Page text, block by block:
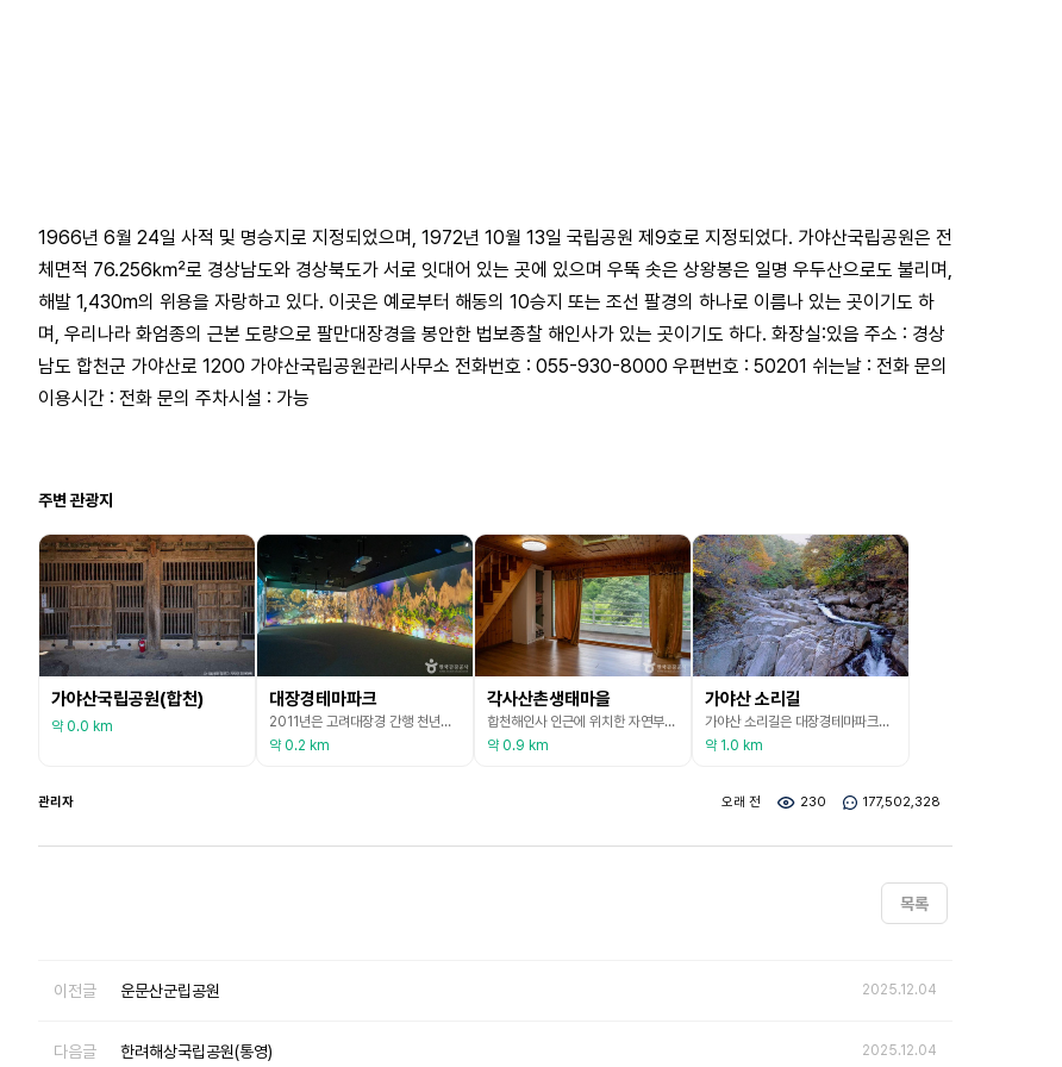
1966년 6월 24일 사적 및 명승지로 지정되었으며, 1972년 10월 13일 국립공원 제9호로 지정되었다. 가야산국립공원은 전
체면적 76.256㎢로 경상남도와 경상북도가 서로 잇대어 있는 곳에 있으며 우뚝 솟은 상왕봉은 일명 우두산으로도 불리며,
해발 1,430m의 위용을 자랑하고 있다. 이곳은 예로부터 해동의 10승지 또는 조선 팔경의 하나로 이름나 있는 곳이기도 하
며, 우리나라 화엄종의 근본 도량으로 팔만대장경을 봉안한 법보종찰 해인사가 있는 곳이기도 하다. 화장실:있음 주소 : 경상
남도 합천군 가야산로 1200 가야산국립공원관리사무소 전화번호 : 055-930-8000 우편번호 : 50201 쉬는날 : 전화 문의
이용시간 : 전화 문의 주차시설 : 가능
주변 관광지
가야산국립공원(합천)
약 0.0 km
대장경테마파크
2011년은 고려대장경 간행 천년을 맞이한 해로, 유네스코 세계문화재에 등록된 고려 고종 23년부터 38년에 이르기까지 16년간에 걸쳐 완성한 고려 ‘재조대장경’의 우수성과 역사성을 알리고, 새롭게 다가올 천년을 준비하고자 「2011 대장경천년세계문화축전」을 개최하면서 합천군 가야면에 대장경테마파크를 조성하였다. 대장경테마파크를 찾는 관람객에게 천년을 이어온 대장경의 역사적, 문명적 의미를 재조명하고, 인류 공동유산으로서의 가치를 재발현하는 이해와 발견
약 0.2 km
각사산촌생태마을
합천해인사 인근에 위치한 자연부락으로서 천해의 자연조건과 수많은 문화유적지 그리고 가야산 국립공원이 있는 지역이다. 유래를 살펴보면 옛날 각사라는 절이 있었으므로 각사라고 불렀다. 절터의 흔적은 찾을 수가 없으며, 상세한 내용은 전해지지 않고 있다. 야천 2구를 웃각사, 건너편에 있는 황산 1구를 아랫각사라고 부르고 있는 것을 보면 양편에 절이 있었던 것으로 보이며, 뒷산의 전경이 아름답고 앞에는 가야천의 맑은 시냇물이 흐르고 있다.
약 0.9 km
가야산 소리길
가야산 소리길은 대장경테마파크에서 해인사 영산교까지의 구간으로, 홍류동 옛길을 복원하고 다듬어 홍류동 계곡을 따라 완만하게 걸을 수 있도록 조성한 저지대 수평 산책로이다. 계절마다 다른 매력의 홍류동 계곡과 가야산 소나무림의 청량함을 느끼며 누구나 쉽게 탐방할 수 있다. 가야산 소리길에는 농산정, 칠성대, 낙화담 등 가야산 명소가 있으며, 자연과 역사, 경관을 함께 보고 느낄 수 있는 길이다. 소리길 입구로 들어서면 굽이치는 계곡과 잘 보전된 소나무림이
약 1.0 km
관리자 오래 전 230 177,502,328
목록
이전글 운문산군립공원 2025.12.04
다음글 한려해상국립공원(통영) 2025.12.04